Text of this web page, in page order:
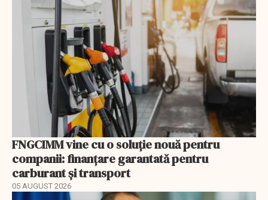
FNGCIMM vine cu o soluție nouă pentru
companii: finanțare garantată pentru
carburant și transport
05 AUGUST 2026